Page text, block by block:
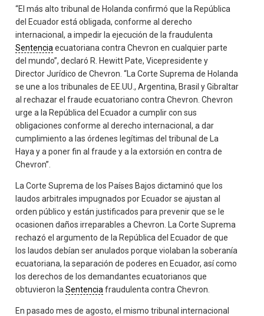
“El más alto tribunal de Holanda confirmó que la República
del Ecuador está obligada, conforme al derecho
internacional, a impedir la ejecución de la fraudulenta
Sentencia ecuatoriana contra Chevron en cualquier parte
del mundo”, declaró R. Hewitt Pate, Vicepresidente y
Director Jurídico de Chevron. “La Corte Suprema de Holanda
se une a los tribunales de EE.UU., Argentina, Brasil y Gibraltar
al rechazar el fraude ecuatoriano contra Chevron. Chevron
urge a la República del Ecuador a cumplir con sus
obligaciones conforme al derecho internacional, a dar
cumplimiento a las órdenes legítimas del tribunal de La
Haya y a poner fin al fraude y a la extorsión en contra de
Chevron”.
La Corte Suprema de los Países Bajos dictaminó que los
laudos arbitrales impugnados por Ecuador se ajustan al
orden público y están justificados para prevenir que se le
ocasionen daños irreparables a Chevron. La Corte Suprema
rechazó el argumento de la República del Ecuador de que
los laudos debían ser anulados porque violaban la soberanía
ecuatoriana, la separación de poderes en Ecuador, así como
los derechos de los demandantes ecuatorianos que
obtuvieron laSentencia fraudulenta contra Chevron.
En pasado mes de agosto, el mismo tribunal internacional